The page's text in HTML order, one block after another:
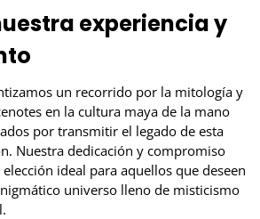
experiencia y
un recorrido por la mitología y
en la cultura maya de la mano
por transmitir el legado de esta
Nuestra dedicación y compromiso
ideal para aquellos que deseen
universo lleno de misticismo